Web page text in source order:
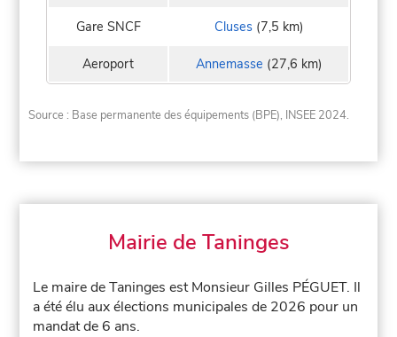
Gare SNCF Cluses(7,5 km)
Aeroport Annemasse (27,6 km)
Source : Base permanente des équipements (BPE), INSEE 2024.
Mairie de Taninges
Le maire de Taninges est Monsieur Gilles PÉGUET. Il
a été élu aux élections municipales de 2026 pour un
mandat de 6 ans.